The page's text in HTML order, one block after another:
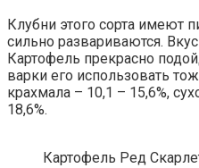
Клубни этого сорта имеют
сильно развариваются.
Картофель прекрасно
варки его использовать
крахмала – 10,1 – 15,6%,
18,6%.
Картофель Ред